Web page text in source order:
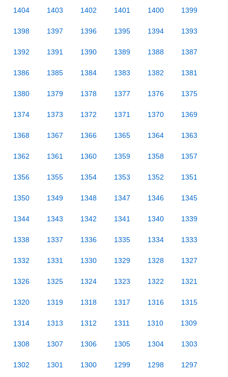
1404 1403 1402 1401 1400 1399
1398 1397 1396 1395 1394 1393
1392 1391 1390 1389 1388 1387
1386 1385 1384 1383 1382 1381
1380 1379 1378 1377 1376 1375
1374 1373 1372 1371 1370 1369
1368 1367 1366 1365 1364 1363
1362 1361 1360 1359 1358 1357
1356 1355 1354 1353 1352 1351
1350 1349 1348 1347 1346 1345
1344 1343 1342 1341 1340 1339
1338 1337 1336 1335 1334 1333
1332 1331 1330 1329 1328 1327
1326 1325 1324 1323 1322 1321
1320 1319 1318 1317 1316 1315
1314 1313 1312 1311 1310 1309
1308 1307 1306 1305 1304 1303
1302 1301 1300 1299 1298 1297